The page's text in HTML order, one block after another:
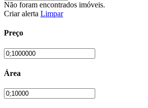
Não foram encontrados imóveis.
Criar alerta Limpar
Preço
Área